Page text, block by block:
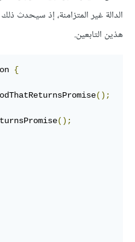
الدالة غير المتزامنة، إذ سيحدث
هذين التابعين.
{
();
();